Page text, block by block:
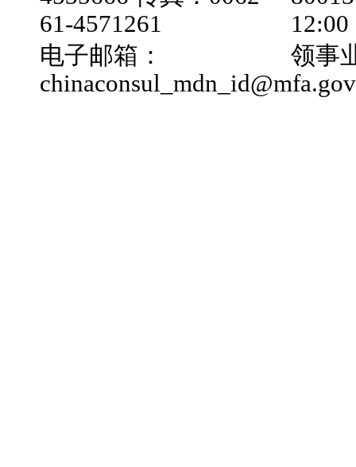
61-4571261
电子邮箱：
领事